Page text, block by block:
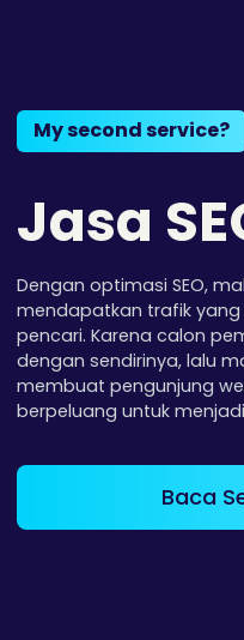
My second service?
Jasa
Dengan optimasi SEO,
mendapatkan trafik
pencari. Karena calon
dengan sendirinya, lalu
membuat pengunjung
berpeluang untuk
Baca